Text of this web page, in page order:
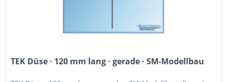
TEK Düse · 120 mm lang · gerade · SM-Modellbau